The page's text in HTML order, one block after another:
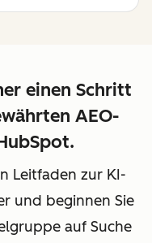
einen Schritt
AEO-
Leitfaden zur KI-
und beginnen Sie
auf Suche